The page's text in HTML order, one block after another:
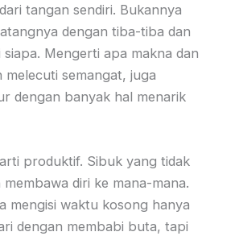
tangan sendiri. Bukannya
dengan tiba-tiba dan
siapa. Mengerti apa makna dan
semangat, juga
dengan banyak hal menarik
produktif. Sibuk yang tidak
diri ke mana-mana.
mengisi waktu kosong hanya
dengan membabi buta, tapi